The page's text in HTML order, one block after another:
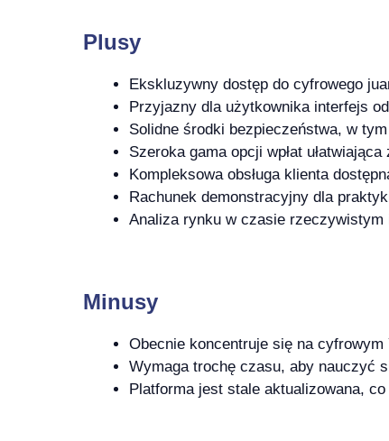
Plusy
Ekskluzywny dostęp do cyfrowego
Przyjazny dla użytkownika interfejs
Solidne środki bezpieczeństwa, w
Szeroka gama opcji wpłat
Kompleksowa obsługa klienta
Rachunek demonstracyjny dla
Analiza rynku w czasie rzeczywistym
Minusy
Obecnie koncentruje się na
Wymaga trochę czasu, aby nauczyć
Platforma jest stale aktualizowana,